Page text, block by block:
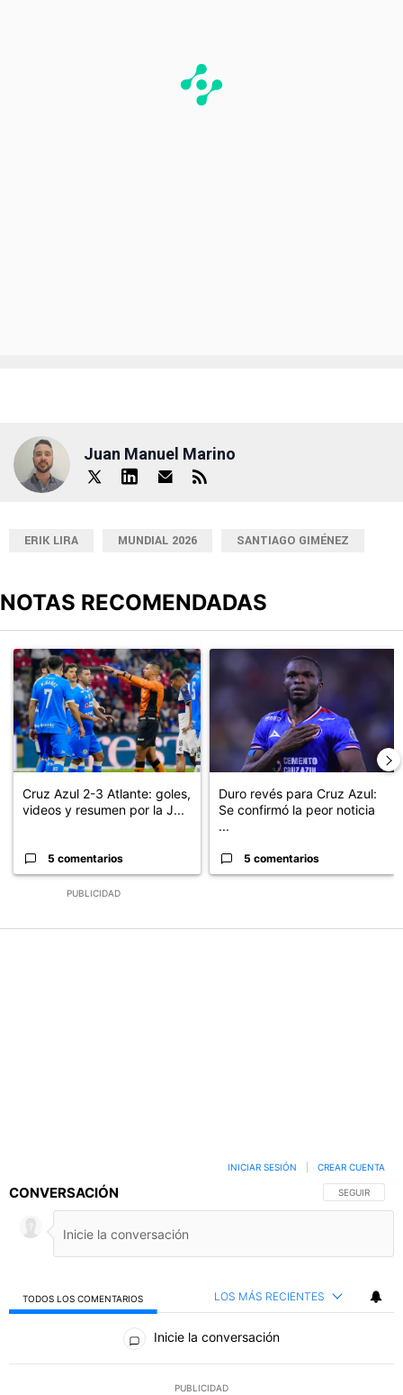
Juan Manuel Marino
ERIK LIRA MUNDIAL 2026 SANTIAGO GIMÉNEZ
NOTAS RECOMENDADAS
PUBLICIDAD
Un artículo de tendencia con el título "Cruz Azul 2-3 Atlante:
Cruz Azul 2-3 Atlante: goles,
videos y resumen por la J...
5 comentarios
Un artículo de tendencia con
Duro revés para Cruz Azul:
Se confirmó la peor noticia
...
5 comentarios
CONVERSACIÓN SIGA ESTA
SEGUIR
INICIAR SESIÓN CREAR CUENTA
TODOS LOS COMENTARIOS LOS MÁS RECIENTES
Todos los comentarios
Inicie la conversación
PUBLICIDAD